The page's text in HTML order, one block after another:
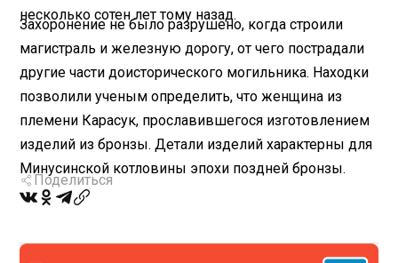
несколько сотен лет тому назад.
Захоронение не было разрушено, когда строили
магистраль и железную дорогу, от чего пострадали
другие части доисторического могильника. Находки
позволили ученым определить, что женщина из
племени Карасук, прославившегося изготовлением
изделий из бронзы. Детали изделий характерны для
Минусинской котловины эпохи поздней бронзы.
Поделиться